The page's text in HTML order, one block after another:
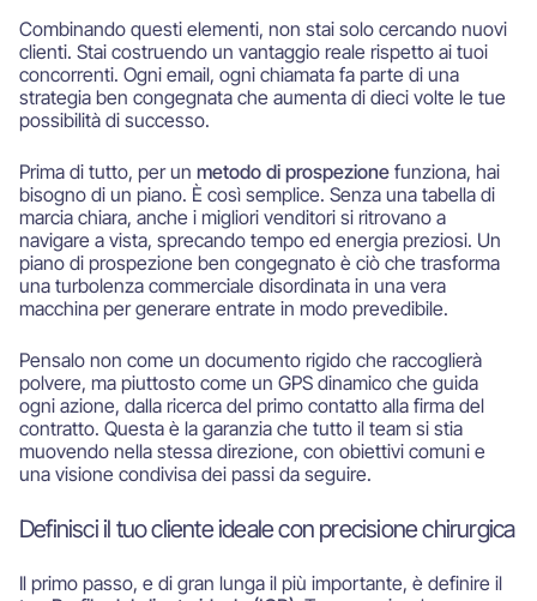
Combinando questi elementi, non stai solo cercando nuovi
clienti. Stai costruendo un vantaggio reale rispetto ai tuoi
concorrenti. Ogni email, ogni chiamata fa parte di una
strategia ben congegnata che aumenta di dieci volte le tue
possibilità di successo.
Prima di tutto, per un metodo di prospezione funziona, hai
bisogno di un piano. È così semplice. Senza una tabella di
marcia chiara, anche i migliori venditori si ritrovano a
navigare a vista, sprecando tempo ed energia preziosi. Un
piano di prospezione ben congegnato è ciò che trasforma
una turbolenza commerciale disordinata in una vera
macchina per generare entrate in modo prevedibile.
Pensalo non come un documento rigido che raccoglierà
polvere, ma piuttosto come un GPS dinamico che guida
ogni azione, dalla ricerca del primo contatto alla firma del
contratto. Questa è la garanzia che tutto il team si stia
muovendo nella stessa direzione, con obiettivi comuni e
una visione condivisa dei passi da seguire.
Definisci il tuo cliente ideale con precisione chirurgica
Il primo passo, e di gran lunga il più importante, è definire il